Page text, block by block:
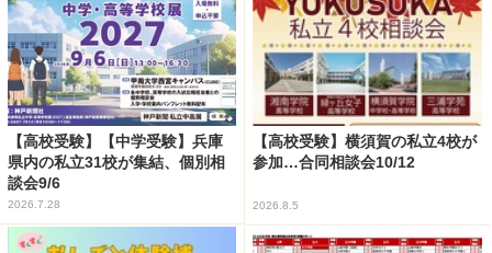
【高校受験】【中学受験】兵庫
県内の私立31校が集結、個別相
談会9/6
2026.7.28
【高校受験】横須賀の私立4校が
参加…合同相談会10/12
2026.8.5